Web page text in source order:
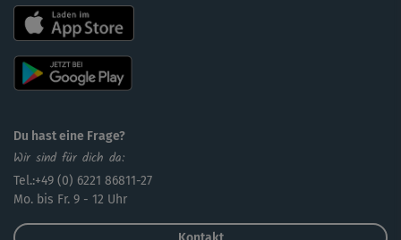
Du hast eine Frage?
Wir sind für dich da:
Tel.:+49 (0) 6221 86811-27
Mo. bis Fr. 9 - 12 Uhr